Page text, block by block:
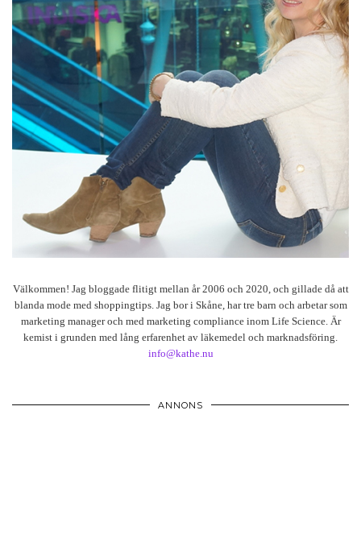
Välkommen! Jag bloggade flitigt mellan år 2006 och 2020, och gillade då att
blanda mode med shoppingtips. Jag bor i Skåne, har tre barn och arbetar som
marketing manager och med marketing compliance inom Life Science. Är
kemist i grunden med lång erfarenhet av läkemedel och marknadsföring.
info@kathe.nu
ANNONS